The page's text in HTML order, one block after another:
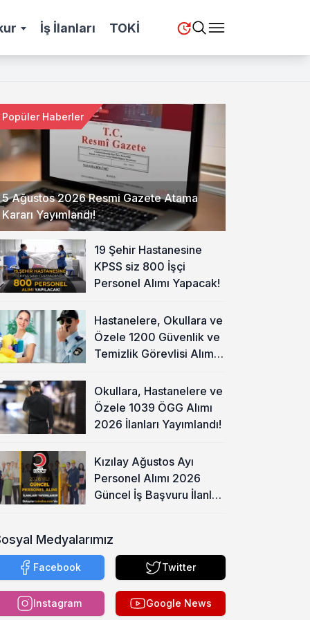
İş İlanları TOKİ
5 Ağustos 2026 Resmi Gazete Atama
Kararı Yayımlandı!
Popüler Haberler
19 Şehir Hastanesine
KPSS siz 800 İşçi
Personel Alımı Yapacak!
Hastanelere, Okullara ve
Özele 1200 Güvenlik ve
Temizlik Görevlisi Alımı
Okullara, Hastanelere ve
Özele 1039 ÖGG Alımı
2026 İlanları Yayımlandı!
Kızılay Ağustos Ayı
Personel Alımı 2026
Güncel İş Başvuru İlanları
Medyalarımız
Facebook Twitter
Instagram Google News